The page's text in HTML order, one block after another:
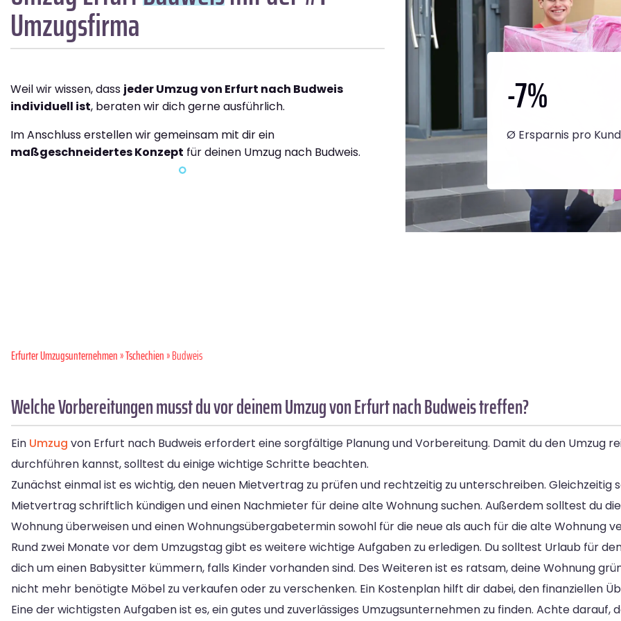
Umzugsfirma
Weil wir wissen, dass jeder Umzug von Erfurt nach Budweis
individuell ist, beraten wir dich gerne ausführlich.
Im Anschluss erstellen wir gemeinsam mit dir ein
maßgeschneidertes Konzept für deinen Umzug nach Budweis.
-7%
Ø Ersparnis pro
Erfurter Umzugsunternehmen»Tschechien» Budweis
Welche Vorbereitungen musst du vor deinem Umzug von Erfurt nach Budweis treffen?
Ein Umzug von Erfurt nach Budweis erfordert eine sorgfältige Planung und Vorbereitung. Damit du den Umzug
durchführen kannst, solltest du einige wichtige Schritte beachten.
Zunächst einmal ist es wichtig, den neuen Mietvertrag zu prüfen und rechtzeitig zu unterschreiben. Gleichzeitig
Mietvertrag schriftlich kündigen und einen Nachmieter für deine alte Wohnung suchen. Außerdem solltest du
Wohnung überweisen und einen Wohnungsübergabetermin sowohl für die neue als auch für die alte Wohnung
Rund zwei Monate vor dem Umzugstag gibt es weitere wichtige Aufgaben zu erledigen. Du solltest Urlaub für
dich um einen Babysitter kümmern, falls Kinder vorhanden sind. Des Weiteren ist es ratsam, deine Wohnung
nicht mehr benötigte Möbel zu verkaufen oder zu verschenken. Ein Kostenplan hilft dir dabei, den finanziellen
Eine der wichtigsten Aufgaben ist es, ein gutes und zuverlässiges Umzugsunternehmen zu finden. Achte darauf,